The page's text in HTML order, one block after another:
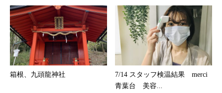
箱根、九頭龍神社
7/14 スタッフ検温結果 merci
青葉台 美容...